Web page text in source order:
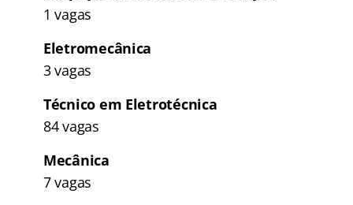
1 vagas
Eletromecânica
3 vagas
Técnico em Eletrotécnica
84 vagas
Mecânica
7 vagas